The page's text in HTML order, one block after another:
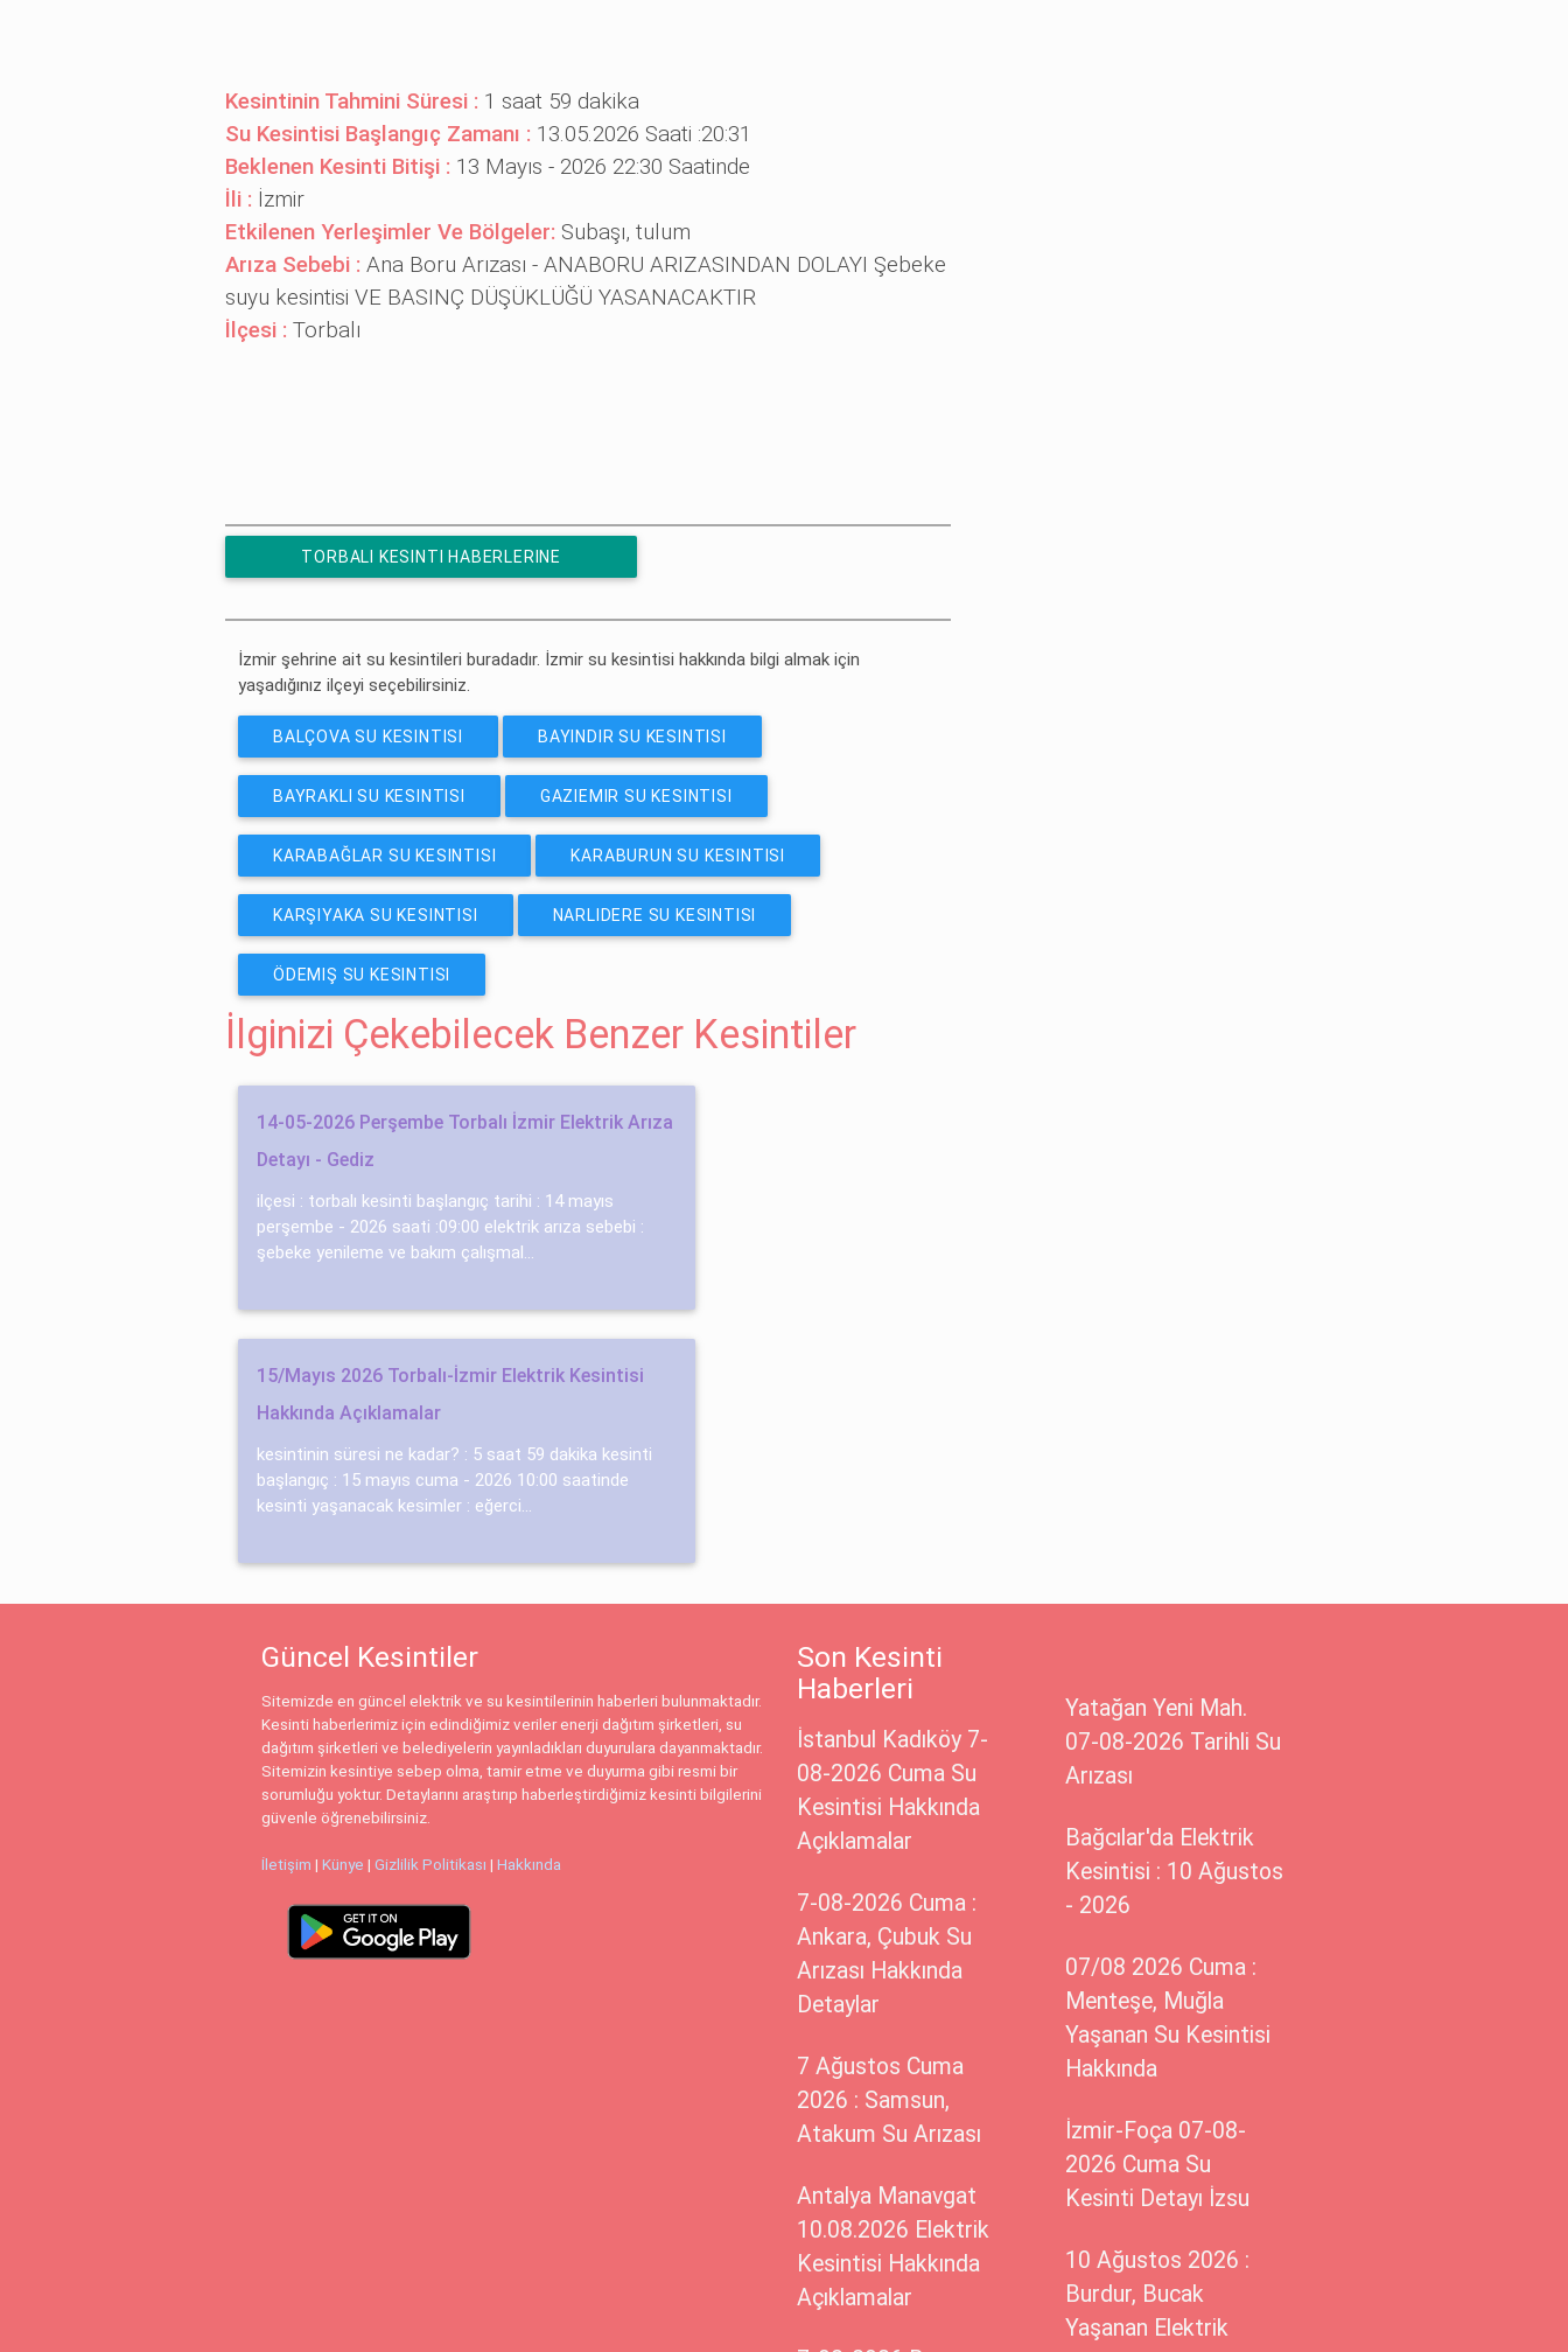
Kesintinin Tahmini Süresi : 1 saat 59 dakika
Su Kesintisi Başlangıç Zamanı : 13.05.2026 Saati :20:31
Beklenen Kesinti Bitişi : 13 Mayıs - 2026 22:30 Saatinde
İli : İzmir
Etkilenen Yerleşimler Ve Bölgeler: Subaşı, tulum
Arıza Sebebi : Ana Boru Arızası - ANABORU ARIZASINDAN DOLAYI Şebeke
suyu kesintisi VE BASINÇ DÜŞÜKLÜĞÜ YASANACAKTIR
İlçesi : Torbalı
TORBALI KESINTI HABERLERINE
İzmir şehrine ait su kesintileri buradadır. İzmir su kesintisi hakkında bilgi almak için
yaşadığınız ilçeyi seçebilirsiniz.
BALÇOVA SU KESINTISI BAYINDIR SU KESINTISI
BAYRAKLI SU KESINTISI GAZIEMIR SU KESINTISI
KARABAĞLAR SU KESINTISI KARABURUN SU KESINTISI
KARŞIYAKA SU KESINTISI NARLIDERE SU KESINTISI
ÖDEMIŞ SU KESINTISI
İlginizi Çekebilecek Benzer Kesintiler
14-05-2026 Perşembe Torbalı İzmir Elektrik Arıza
Detayı - Gediz
ilçesi : torbalı kesinti başlangıç tarihi : 14 mayıs
perşembe - 2026 saati :09:00 elektrik arıza sebebi :
şebeke yenileme ve bakım çalışmal...
15/Mayıs 2026 Torbalı-İzmir Elektrik Kesintisi
Hakkında Açıklamalar
kesintinin süresi ne kadar? : 5 saat 59 dakika kesinti
başlangıç : 15 mayıs cuma - 2026 10:00 saatinde
kesinti yaşanacak kesimler : eğerci...
Güncel Kesintiler
Sitemizde en güncel elektrik ve su kesintilerinin haberleri bulunmaktadır.
Kesinti haberlerimiz için edindiğimiz veriler enerji dağıtım şirketleri, su
dağıtım şirketleri ve belediyelerin yayınladıkları duyurulara dayanmaktadır.
Sitemizin kesintiye sebep olma, tamir etme ve duyurma gibi resmi bir
sorumluğu yoktur. Detaylarını araştırıp haberleştirdiğimiz kesinti bilgilerini
güvenle öğrenebilirsiniz.
İletişim |Künye |Gizlilik Politikası |Hakkında
Son Kesinti
Haberleri
İstanbul Kadıköy 7-
08-2026 Cuma Su
Kesintisi Hakkında
Açıklamalar
7-08-2026 Cuma :
Ankara, Çubuk Su
Arızası Hakkında
Detaylar
7 Ağustos Cuma
2026 : Samsun,
Atakum Su Arızası
Antalya Manavgat
10.08.2026 Elektrik
Kesintisi Hakkında
Açıklamalar
Yatağan Yeni Mah.
07-08-2026 Tarihli Su
Arızası
Bağcılar'da Elektrik
Kesintisi : 10 Ağustos
- 2026
07/08 2026 Cuma :
Menteşe, Muğla
Yaşanan Su Kesintisi
Hakkında
İzmir-Foça 07-08-
2026 Cuma Su
Kesinti Detayı İzsu
10 Ağustos 2026 :
Burdur, Bucak
Yaşanan Elektrik